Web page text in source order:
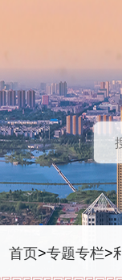
首页>专题专栏>